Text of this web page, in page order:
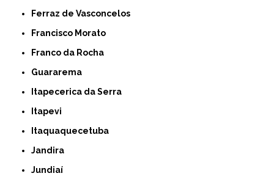
Ferraz de Vasconcelos
Francisco Morato
Franco da Rocha
Guararema
Itapecerica da Serra
Itapevi
Itaquaquecetuba
Jandira
Jundiaí